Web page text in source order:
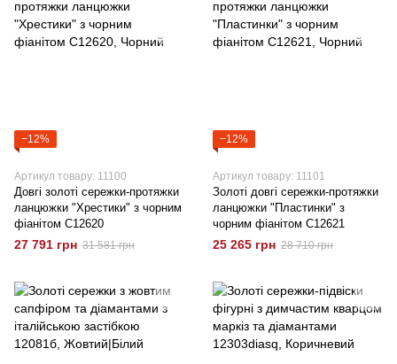
−12%
Артикул товару: 11100
Довгі золоті сережки-протяжки
ланцюжки "Хрестики" з чорним
фіанітом C12620
27 791 грн 31 581 грн
−12%
Артикул товару: 11101
Золоті довгі сережки-протяжки
ланцюжки "Пластинки" з
чорним фіанітом C12621
25 265 грн 28 710 грн